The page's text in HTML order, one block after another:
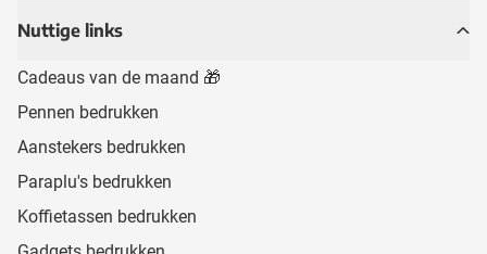
Nuttige links
Cadeaus van de maand 🎁
Pennen bedrukken
Aanstekers bedrukken
Paraplu's bedrukken
Koffietassen bedrukken